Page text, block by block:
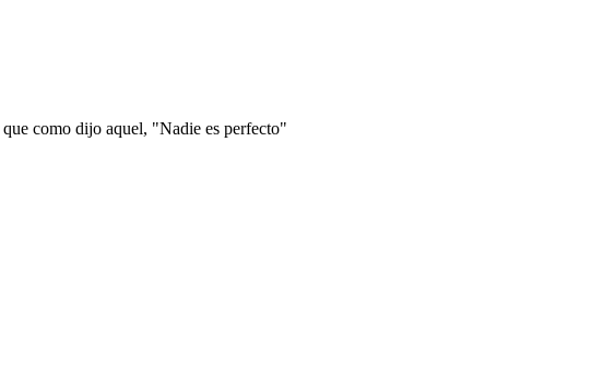
como dijo aquel, "Nadie es perfecto"